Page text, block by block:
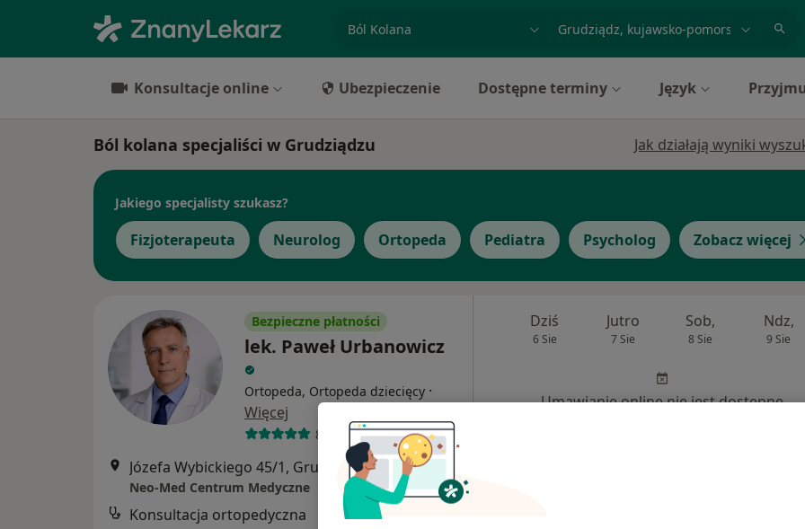
specjalizacja, badanie lub nazwisko
Konsultacje online Ubezpieczenie Dostępne terminy Język
Ból kolana specjaliści w Grudziądzu Jak działają wyniki
Jakiego specjalisty szukasz?
Fizjoterapeuta Neurolog Ortopeda Pediatra Psycholog Zobacz więcej
Bezpieczne płatności
lek. Paweł Urbanowicz
Ortopeda, Ortopeda dziecięcy ·
Więcej
823 opinie
Józefa Wybickiego 45/1, Grudziądz•Mapa
Neo-Med Centrum Medyczne
Konsultacja ortopedyczna
Dziś
6 Sie
Jutro
7 Sie
Sob,
8 Sie
Ndz,
9 Sie
Umawianie online nie jest dostępne